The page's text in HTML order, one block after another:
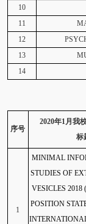
10
11
12
13
14
序号
2020年1月我
标
1
MINIMAL
STUDIES OF
VESICLES 2018
POSITION